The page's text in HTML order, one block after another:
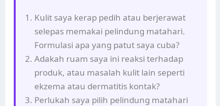
Kulit saya kerap pedih atau berjerawat
selepas memakai pelindung matahari.
Formulasi apa yang patut saya cuba?
Adakah ruam saya ini reaksi terhadap
produk, atau masalah kulit lain seperti
ekzema atau dermatitis kontak?
Perlukah saya pilih pelindung matahari